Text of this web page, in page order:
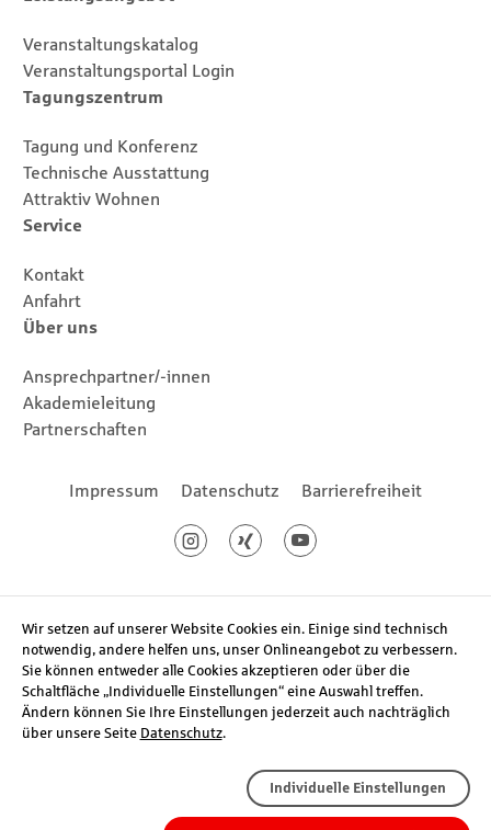
Veranstaltungskatalog
Veranstaltungsportal Login
Tagungszentrum
Tagung und Konferenz
Technische Ausstattung
Attraktiv Wohnen
Service
Kontakt
Anfahrt
Über uns
Ansprechpartner/-innen
Akademieleitung
Partnerschaften
Footernavigation
Impressum Datenschutz
Barrierefreiheit
InstagramXing Youtube
Wir setzen auf unserer Website Cookies ein. Einige sind technisch
notwendig, andere helfen uns, unser Onlineangebot zu verbessern.
Sie können entweder alle Cookies akzeptieren oder über die
Schaltfläche „Individuelle Einstellungen“ eine Auswahl treffen.
Ändern können Sie Ihre Einstellungen jederzeit auch nachträglich
über unsere Seite Datenschutz.
Individuelle Einstellungen